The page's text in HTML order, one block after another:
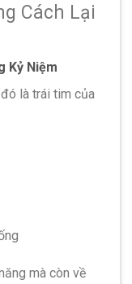
Cách Lại
Kỷ Niệm
là trái tim của
mà còn về